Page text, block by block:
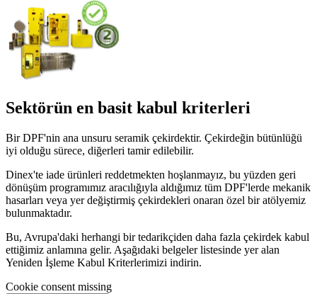
Sektörün en basit kabul kriterleri
Bir DPF'nin ana unsuru seramik çekirdektir. Çekirdeğin bütünlüğü
iyi olduğu sürece, diğerleri tamir edilebilir.
Dinex'te iade ürünleri reddetmekten hoşlanmayız, bu yüzden geri
dönüşüm programımız aracılığıyla aldığımız tüm DPF'lerde mekanik
hasarları veya yer değiştirmiş çekirdekleri onaran özel bir atölyemiz
bulunmaktadır.
Bu, Avrupa'daki herhangi bir tedarikçiden daha fazla çekirdek kabul
ettiğimiz anlamına gelir. Aşağıdaki belgeler listesinde yer alan
Yeniden İşleme Kabul Kriterlerimizi indirin.
Cookie consent missing